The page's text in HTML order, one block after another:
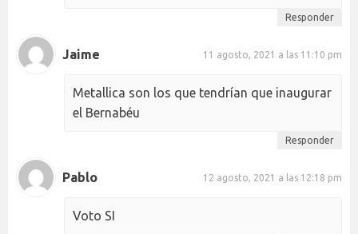
Responder
Jaime 11 agosto, 2021 a las 11:10 pm
Metallica son los que tendrían que inaugurar
el Bernabéu
Responder
Pablo 12 agosto, 2021 a las 12:18 pm
Voto SI